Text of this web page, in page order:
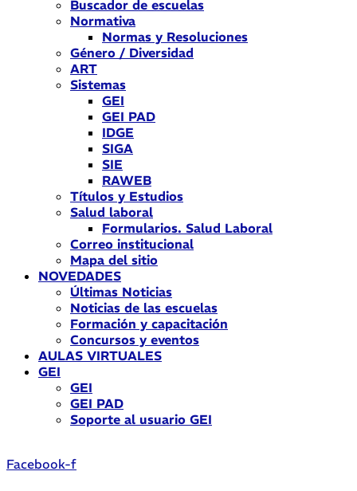
Buscador de escuelas
Normativa
Normas y Resoluciones
Género / Diversidad
ART
Sistemas
GEI
GEI PAD
IDGE
SIGA
SIE
RAWEB
Títulos y Estudios
Salud laboral
Formularios. Salud Laboral
Correo institucional
Mapa del sitio
NOVEDADES
Últimas Noticias
Noticias de las escuelas
Formación y capacitación
Concursos y eventos
AULAS VIRTUALES
GEI
GEI
GEI PAD
Soporte al usuario GEI
Facebook-f